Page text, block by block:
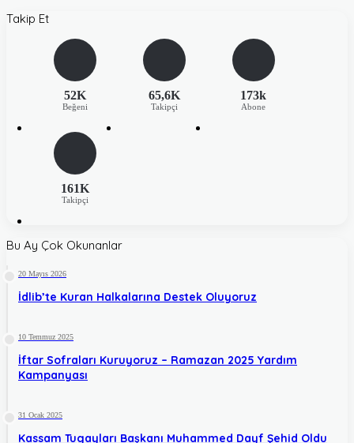
Takip Et
52K
Beğeni
65,6K
Takipçi
173k
Abone
161K
Takipçi
Bu Ay Çok Okunanlar
20 Mayıs 2026
İdlib’te Kuran Halkalarına Destek Oluyoruz
10 Temmuz 2025
İftar Sofraları Kuruyoruz – Ramazan 2025 Yardım
Kampanyası
31 Ocak 2025
Kassam Tugayları Başkanı Muhammed Dayf Şehid Oldu